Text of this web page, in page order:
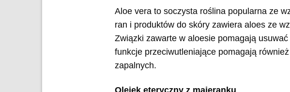
Aloe vera to soczysta roślina popularna ze
ran i produktów do skóry zawiera aloes ze
Związki zawarte w aloesie pomagają
funkcje przeciwutleniające pomagają
zapalnych.
Olejek eteryczny z majeranku